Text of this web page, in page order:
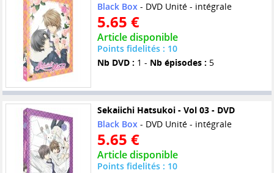
Black Box- DVD Unité - intégrale
5.65 €
Article disponible
Points fidelités : 10
Nb DVD : 1 - Nb épisodes : 5
Sekaiichi Hatsukoi - Vol 03 - DVD
Black Box- DVD Unité - intégrale
5.65 €
Article disponible
Points fidelités : 10